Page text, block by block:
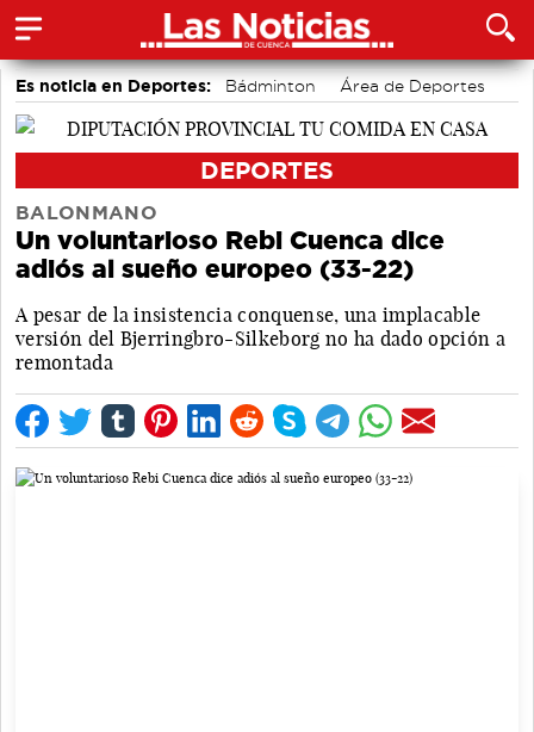
Es noticia en Deportes: Bádminton
Área de Deportes
Motor
DEPORTES
BALONMANO
Un voluntarioso Rebi Cuenca dice
adiós al sueño europeo (33-22)
A pesar de la insistencia conquense, una implacable
versión del Bjerringbro-Silkeborg no ha dado opción a
remontada